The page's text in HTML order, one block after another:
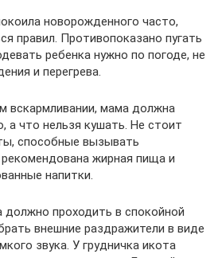
новорожденного часто,
правил. Противопоказано пугать
ребенка нужно по погоде, не
и перегрева.
вскармливании, мама должна
а что нельзя кушать. Не стоит
способные вызывать
жирная пища и
напитки.
должно проходить в спокойной
внешние раздражители в виде
звука. У грудничка икота